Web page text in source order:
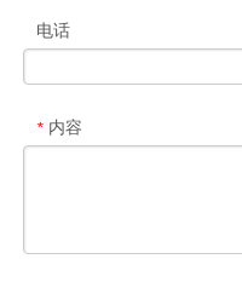
电话
* 内容